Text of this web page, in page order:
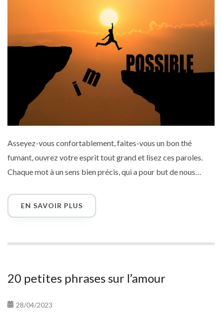
Asseyez-vous confortablement, faites-vous un bon thé
fumant, ouvrez votre esprit tout grand et lisez ces paroles.
Chaque mot à un sens bien précis, qui a pour but de nous
sont sages et enrichissantes. Je vous souhaite une bonne
lecture et n’hésitez pas à partager celle qui vous à le plus
EN SAVOIR PLUS
20 petites phrases sur l’amour
28/04/2023